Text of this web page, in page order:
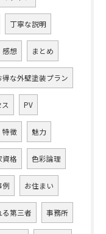
丁寧な説明
感想 まとめ
得な外壁塗装プラン
PV
特徴 魅力
資格 色彩論理
例 お住まい
る第三者 事務所